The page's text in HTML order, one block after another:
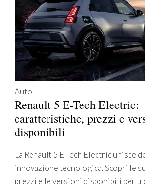
Auto
Renault 5 E-Tech Electric:
caratteristiche, prezzi e
disponibili
La Renault 5 E-Tech Electric unisce
innovazione tecnologica. Scopri le
prezzi e le versioni disponibili per